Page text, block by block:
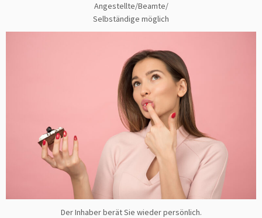
Angestellte/Beamte/
Selbständige möglich
Der Inhaber berät Sie wieder persönlich.